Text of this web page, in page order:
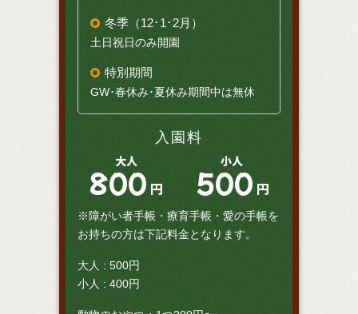
冬季（12･1･2月）
土日祝日のみ開園
特別期間
GW･春休み･夏休み期間中は無休
入園料
大人
800 円
小人
500 円
※障がい者手帳・療育手帳・愛の手帳を
お持ちの方は下記料金となります。
大人 : 500円
小人 : 400円